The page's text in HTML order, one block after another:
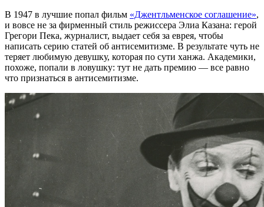
В 1947 в лучшие попал фильм «Джентльменское соглашение»,
и вовсе не за фирменный стиль режиссера Элиа Казана: герой
Грегори Пека, журналист, выдает себя за еврея, чтобы
написать серию статей об антисемитизме. В результате чуть не
теряет любимую девушку, которая по сути ханжа. Академики,
похоже, попали в ловушку: тут не дать премию — все равно
что признаться в антисемитизме.